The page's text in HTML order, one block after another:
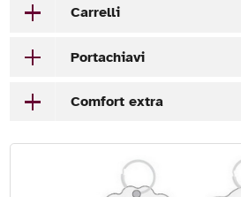
Carrelli
Portachiavi
Comfort extra